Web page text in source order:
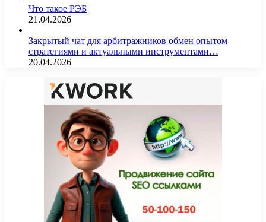
Что такое РЭБ
21.04.2026
Закрытый чат для арбитражников обмен опытом
стратегиями и актуальными инструментами…
20.04.2026